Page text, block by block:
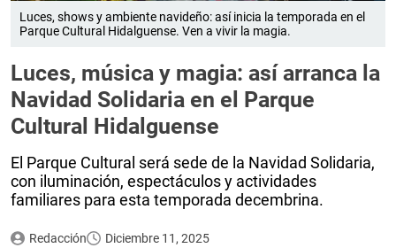
Luces, shows y ambiente navideño: así inicia la temporada en el
Parque Cultural Hidalguense. Ven a vivir la magia.
Luces, música y magia: así arranca la
Navidad Solidaria en el Parque
Cultural Hidalguense
El Parque Cultural será sede de la Navidad Solidaria,
con iluminación, espectáculos y actividades
familiares para esta temporada decembrina.
Redacción Diciembre 11, 2025